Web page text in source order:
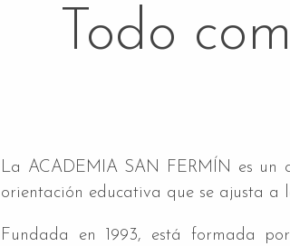
Todo
La ACADEMIA SAN FERMÍN es un
orientación educativa que se ajusta a
Fundada en 1993, está formada